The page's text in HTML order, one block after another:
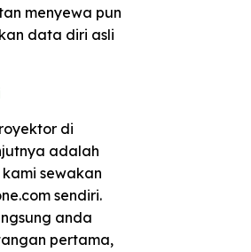
menyewa pun
data diri asli
di
adalah
sewakan
sendiri.
anda
pertama,